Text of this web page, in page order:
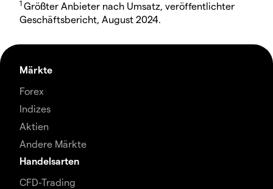
1 Größter Anbieter nach Umsatz, veröffentlichter
Geschäftsbericht, August 2024.
Märkte
Forex
Indizes
Aktien
Andere Märkte
Handelsarten
CFD-Trading